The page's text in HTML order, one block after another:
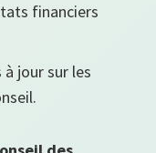
financiers
jour sur les